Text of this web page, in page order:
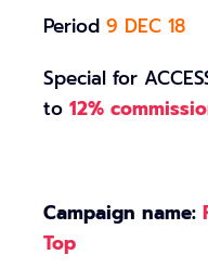
Period 9 DEC 18
Special for
to 12%
Campaign name:
Top